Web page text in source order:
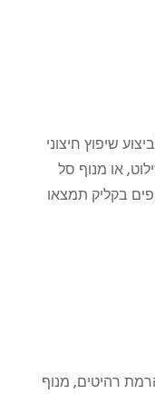
שיפוץ חיצוני
או מנוף סל
בקליק תמצאו
רהיטים, מנוף